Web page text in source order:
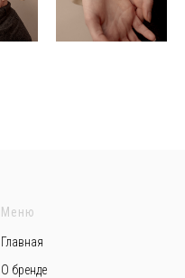
Меню
Главная
О бренде